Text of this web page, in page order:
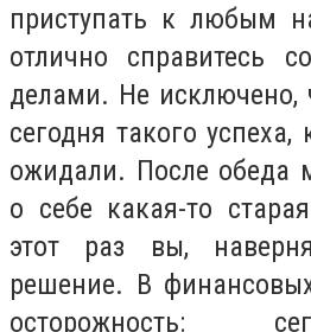
приступать к любым
отлично справитесь
делами. Не исключено,
сегодня такого
ожидали. После обеда
о себе какая-то
этот раз вы,
решение. В
осторожность: